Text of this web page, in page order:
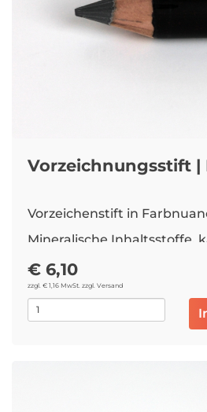
Vorzeichnungsstift |
Vorzeichenstift in
Mineralische Inhaltsstoffe,
Empfehlung: Zum
Anspitzklingen verwenden
€ 6,10
zzgl. € 1,16 MwSt. zzgl. Versand